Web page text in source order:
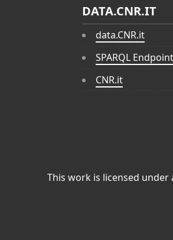
DATA.CNR.IT
data.CNR.it
SPARQL Endpoint
CNR.it
This work is licensed under